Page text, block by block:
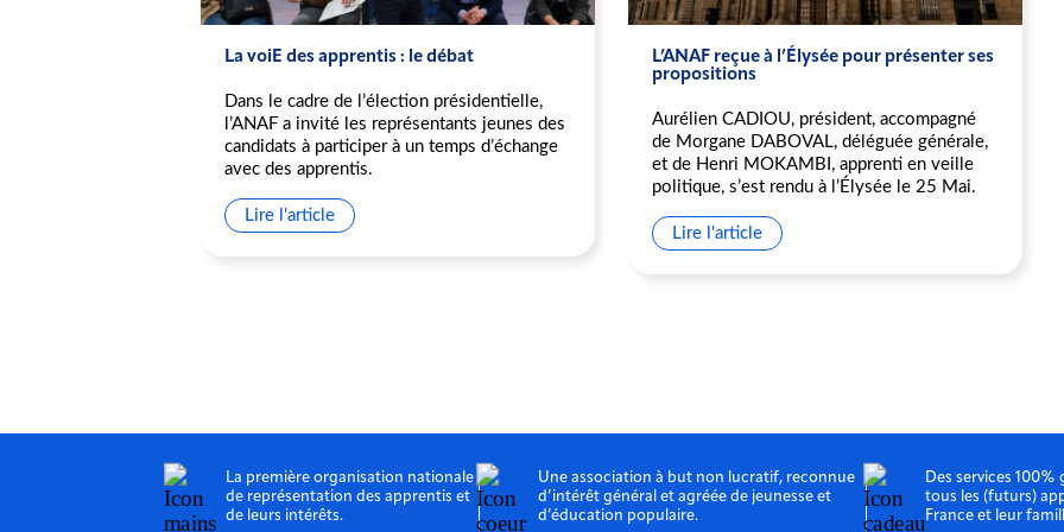
La voiE des apprentis : le débat
Dans le cadre de l’élection présidentielle,
l’ANAF a invité les représentants jeunes des
candidats à participer à un temps d’échange
avec des apprentis.
Lire l'article
L’ANAF reçue à l’Élysée pour présenter ses
propositions
Aurélien CADIOU, président, accompagné
de Morgane DABOVAL, déléguée générale,
et de Henri MOKAMBI, apprenti en veille
politique, s’est rendu à l’Élysée le 25 Mai.
Lire l'article
La première organisation nationale
de représentation des apprentis et
de leurs intérêts.
Une association à but non lucratif, reconnue
d’intérêt général et agréée de jeunesse et
d’éducation populaire.
Des services
tous les (futurs)
France et leur